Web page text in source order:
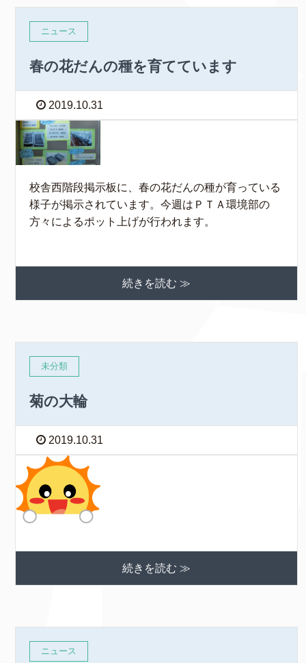
ニュース
春の花だんの種を育てています
2019.10.31
校舎西階段掲示板に、春の花だんの種が育っている
様子が掲示されています。今週はＰＴＡ環境部の
方々によるポット上げが行われます。
続きを読む ≫
未分類
菊の大輪
2019.10.31
続きを読む ≫
ニュース